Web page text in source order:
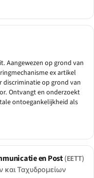
Aangewezen op grond van
ex artikel
discriminatie op grond van
Ontvangt en onderzoekt
ontoegankelijkheid als
en Post(EETT)
και Ταχυδρομείων